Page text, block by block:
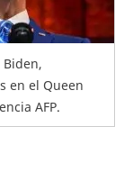
Biden,
en el Queen
AFP.